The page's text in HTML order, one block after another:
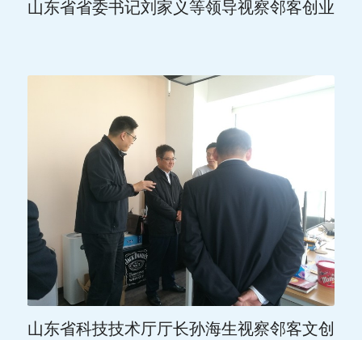
山东省省委书记刘家义等领导视察邻客创业
山东省科技技术厅厅长孙海生视察邻客文创